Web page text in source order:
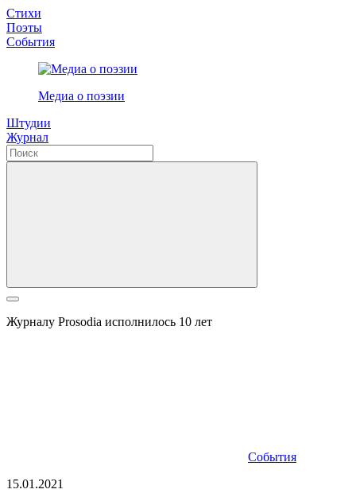
Стихи
Поэты
События
Медиа о поэзии
Штудии
Журнал
Журналу Prosodia исполнилось 10 лет
События
15.01.2021